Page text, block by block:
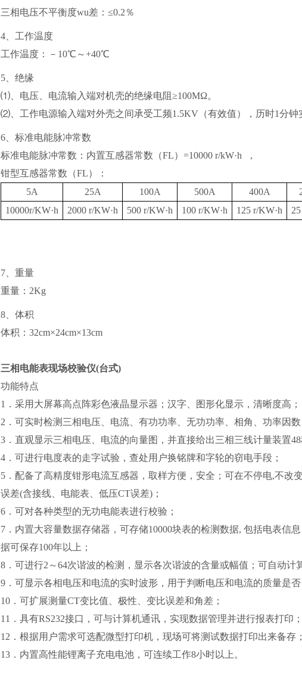
三相电压不平衡度wu差：≤0.2％
4、工作温度
工作温度：－10℃～+40℃
5、绝缘
⑴、电压、电流输入端对机壳的绝缘电阻≥100MΩ。
⑵、工作电源输入端对外壳之间承受工频1.5KV（有效值），历时1分钟
6、标准电能脉冲常数
标准电能脉冲常数：内置互感器常数（FL）=10000 r/kW·h ，
钳型互感器常数（FL）：
5A
25A 100A 500A 400A
10000r/KW·h
2000 r/KW·h 500 r/KW·h 100 r/KW·h 125 r/KW·h
7、重量
重量：2Kg
8、体积
体积：32cm×24cm×13cm
三相电能表现场校验仪(台式)
功能特点
1．采用大屏幕高点阵彩色液晶显示器；汉字、图形化显示，清晰度高；
2．可实时检测三相电压、电流、有功功率、无功功率、相角、功率因
3．直观显示三相电压、电流的向量图，并直接给出三相三线计量装置48
4．可进行电度表的走字试验，查处用户换铭牌和字轮的窃电手段；
5．配备了高精度钳形电流互感器，取样方便，安全；可在不停电,不
误差(含接线、电能表、低压CT误差)；
6．可对各种类型的无功电能表进行校验；
7．内置大容量数据存储器，可存储10000块表的检测数据, 包括电表信
据可保存100年以上；
8．可进行2～64次谐波的检测，显示各次谐波的含量或幅值；可自动计
9．可显示各相电压和电流的实时波形，用于判断电压和电流的质量是否
10．可扩展测量CT变比值、极性、变比误差和角差；
11．具有RS232接口，可与计算机通讯，实现数据管理并进行报表打印；
12．根据用户需求可选配微型打印机，现场可将测试数据打印出来备存；
13．内置高性能锂离子充电电池，可连续工作8小时以上。